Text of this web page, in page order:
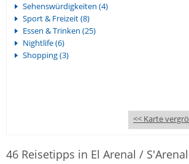
Sehenswürdigkeiten (4)
Sport & Freizeit (8)
Essen & Trinken (25)
Nightlife (6)
Shopping (3)
<< Karte
46 Reisetipps in El Arenal / S'Arenal